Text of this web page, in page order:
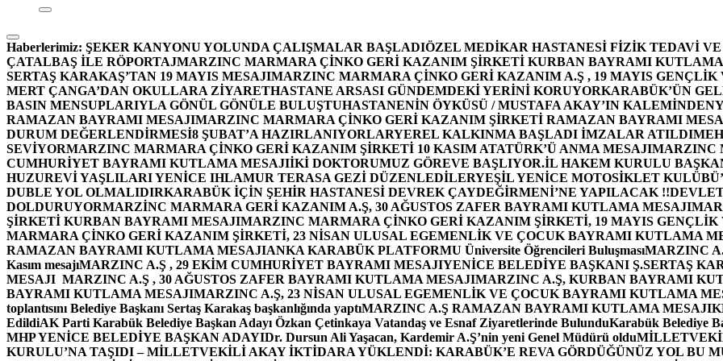
Haberlerimiz: ŞEKER KANYONU YOLUNDA ÇALIŞMALAR BAŞLADIÖZEL MEDİKAR HASTANESİ FİZİK TEDAVİ
ÇATALBAŞ İLE RÖPORTAJMARZINC MARMARA ÇİNKO GERİ KAZANIM ŞİRKETİ KURBAN BAYRAMI
SERTAŞ KARAKAŞ’TAN 19 MAYIS MESAJIMARZINC MARMARA ÇİNKO GERİ KAZANIM A.Ş , 19 MAYIS
MERT ÇANGA’DAN OKULLARA ZİYARETHASTANE ARSASI GÜNDEMDEKİ YERİNİ KORUYORKARABÜK’ÜN
BASIN MENSUPLARIYLA GÖNÜL GÖNÜLE BULUŞTUHASTANENİN ÖYKÜSÜ / MUSTAFA AKAY’IN KALEMİNDEN
RAMAZAN BAYRAMI MESAJIMARZINC MARMARA ÇİNKO GERİ KAZANIM ŞİRKETİ RAMAZAN BAYRAMI
DURUM DEĞERLENDİRMESİ8 ŞUBAT’A HAZIRLANIYORLARYEREL KALKINMA BAŞLADI İMZALAR ATILDI
SEVİYORMARZINC MARMARA ÇİNKO GERİ KAZANIM ŞİRKETİ 10 KASIM ATATÜRK’Ü ANMA MESAJIMARZINC
CUMHURİYET BAYRAMI KUTLAMA MESAJIİKİ DOKTORUMUZ GÖREVE BAŞLIYOR.İL HAKEM KURULU
HUZUREVİ YAŞLILARI YENİCE IHLAMUR TERASA GEZİ DÜZENLEDİLERYEŞİL YENİCE MOTOSİKLET
DUBLE YOL OLMALIDIRKARABÜK İÇİN ŞEHİR HASTANESİ DEVREK ÇAYDEĞİRMENİ’NE YAPILACAK !!
DOLDURUYORMARZİNC MARMARA GERİ KAZANIM A.Ş, 30 AĞUSTOS ZAFER BAYRAMI KUTLAMA MESAJI
ŞİRKETİ KURBAN BAYRAMI MESAJIMARZINC MARMARA ÇİNKO GERİ KAZANIM ŞİRKETİ, 19 MAYIS
MARMARA ÇİNKO GERİ KAZANIM ŞİRKETİ, 23 NİSAN ULUSAL EGEMENLİK VE ÇOCUK BAYRAMI KUTLAMA
RAMAZAN BAYRAMI KUTLAMA MESAJIANKA KARABÜK PLATFORMU Üniversite Öğrencileri BuluşmasıMARZINC
Kasım mesajıMARZINC A.Ş , 29 EKİM CUMHURİYET BAYRAMI MESAJIYENİCE BELEDİYE BAŞKANI Ş.SERTAŞ
MESAJI MARZINC A.Ş , 30 AĞUSTOS ZAFER BAYRAMI KUTLAMA MESAJIMARZINC A.Ş, KURBAN BAYRAMI
BAYRAMI KUTLAMA MESAJIMARZINC A.Ş, 23 NİSAN ULUSAL EGEMENLİK VE ÇOCUK BAYRAMI KUTLAMA
toplantısını Belediye Başkanı Sertaş Karakaş başkanlığında yaptıMARZINC A.Ş RAMAZAN BAYRAMI KUTLAMA MESAJI
EdildiAK Parti Karabük Belediye Başkan Adayı Özkan Çetinkaya Vatandaş ve Esnaf Ziyaretlerinde BulunduKarabük Belediye
MHP YENİCE BELEDİYE BAŞKAN ADAYIDr. Dursun Ali Yaşacan, Kardemir A.Ş’nin yeni Genel Müdürü oldu
KURULU’NA TAŞIDI – MİLLETVEKİLİ AKAY İKTİDARA YÜKLENDİ: KARABÜK’E REVA GÖRDÜĞÜNÜZ YOL BU